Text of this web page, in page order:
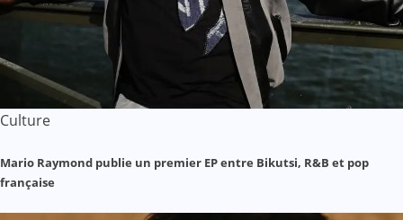
Culture
Mario Raymond publie un premier EP entre Bikutsi, R&B et pop
française